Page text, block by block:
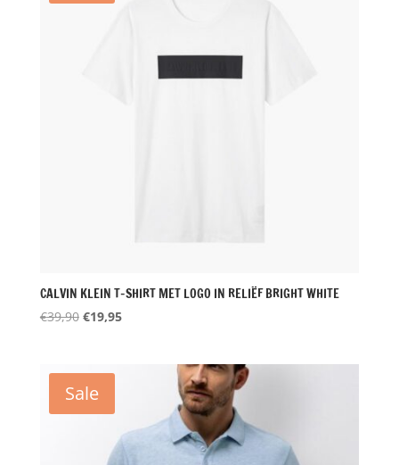
CALVIN KLEIN T-SHIRT MET LOGO IN RELIËF BRIGHT WHITE
€39,90 Oorspronkelijke
€39,90.
€19,95Huidige
Sale